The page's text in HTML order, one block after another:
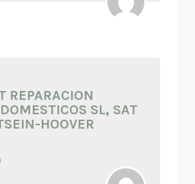
REPARACION
SL, SAT
HOOVER